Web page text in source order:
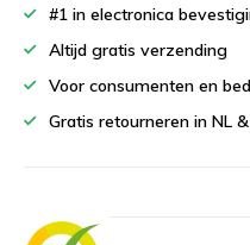
#1 in electronica
Altijd gratis verzending
Voor consumenten en
Gratis retourneren in NL